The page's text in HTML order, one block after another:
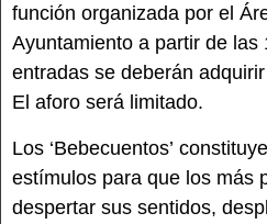
función organizada por el
Ayuntamiento a partir de las
entradas se deberán
El aforo será limitado.
Los ‘Bebecuentos’
estímulos para que los más
despertar sus sentidos,